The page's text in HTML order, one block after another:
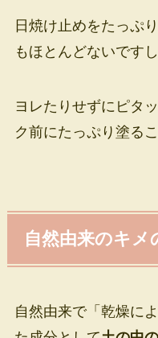
日焼け止めをたっぷ
もほとんどないですし
ヨレたりせずにピタ
ク前にたっぷり塗る
自然由来のキメ
自然由来で「乾燥に